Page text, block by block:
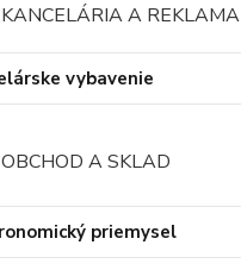
KANCELÁRIA A REKLAMA
vybavenie
OBCHOD A SKLAD
priemysel